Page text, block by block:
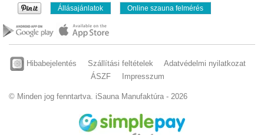
Állásajánlatok Online szauna felmérés
Hibabejelentés Szállítási feltételek
Adatvédelmi nyilatkozat
ÁSZF
Impresszum
© Minden jog fenntartva. iSauna Manufaktúra - 2026